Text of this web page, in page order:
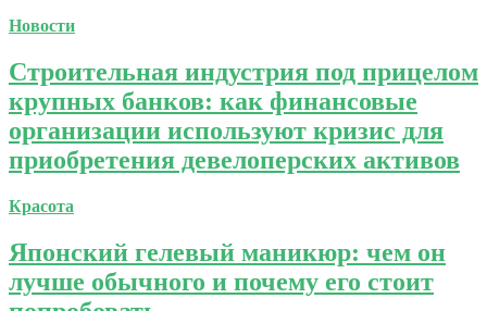
Новости
Строительная индустрия под прицелом
крупных банков: как финансовые
организации используют кризис для
приобретения девелоперских активов
Красота
Японский гелевый маникюр: чем он
лучше обычного и почему его стоит